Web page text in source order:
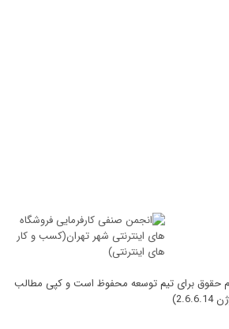
از سال 1390 و تمام حقوق برای تیم توسعه محفوظ است و کپی مطالب